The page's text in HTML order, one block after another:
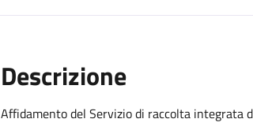
Descrizione
Affidamento del Servizio di raccolta integrata